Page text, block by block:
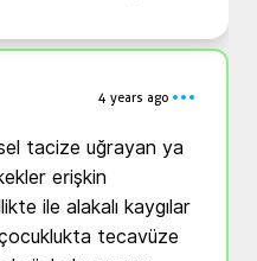
4 years ago
tacize uğrayan ya
erişkin
ile alakalı kaygılar
tecavüze